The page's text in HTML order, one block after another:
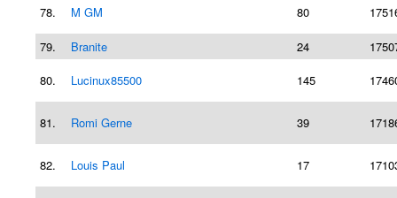
78. M GM 80
79. Branite 24
80.
Lucinux85500 145
81. Romi Gerne 39
82. Louis Paul 17